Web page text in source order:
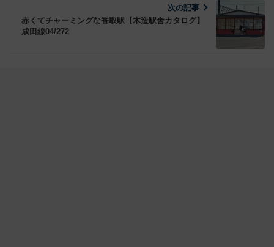
次の記事
赤くてチャーミングな香取駅【木造駅舎カタログ】
成田線04/272